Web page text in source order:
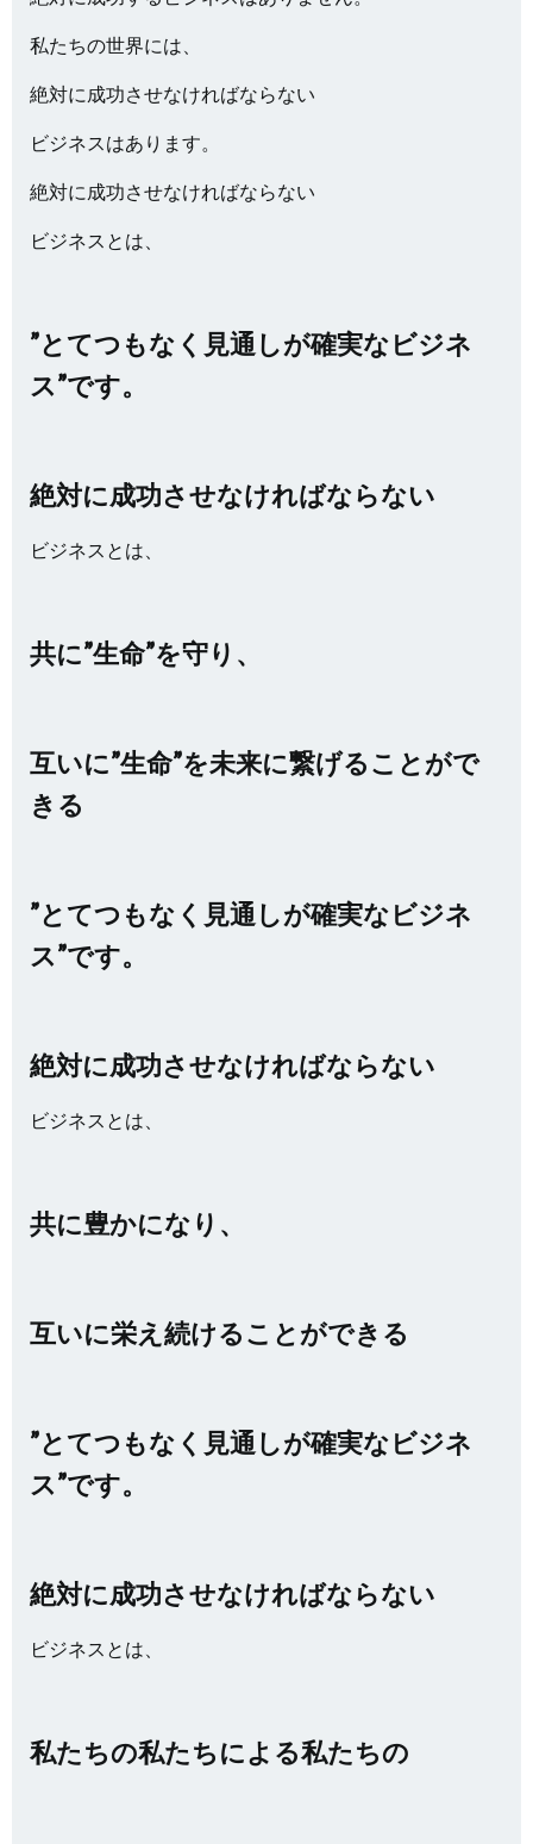
私たちの世界には、
絶対に成功させなければならない
ビジネスはあります。
絶対に成功させなければならない
ビジネスとは、
”とてつもなく見通しが確実なビジネ
ス”です。
絶対に成功させなければならない
ビジネスとは、
共に”生命”を守り、
互いに”生命”を未来に繋げることがで
きる
”とてつもなく見通しが確実なビジネ
ス”です。
絶対に成功させなければならない
ビジネスとは、
共に豊かになり、
互いに栄え続けることができる
”とてつもなく見通しが確実なビジネ
ス”です。
絶対に成功させなければならない
ビジネスとは、
私たちの私たちによる私たちの